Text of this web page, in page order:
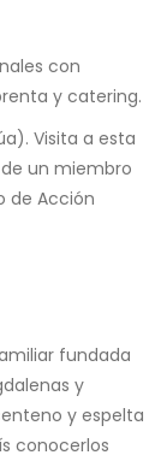
con
y catering.
Visita a esta
un miembro
de Acción
fundada
y
y espelta
conocerlos